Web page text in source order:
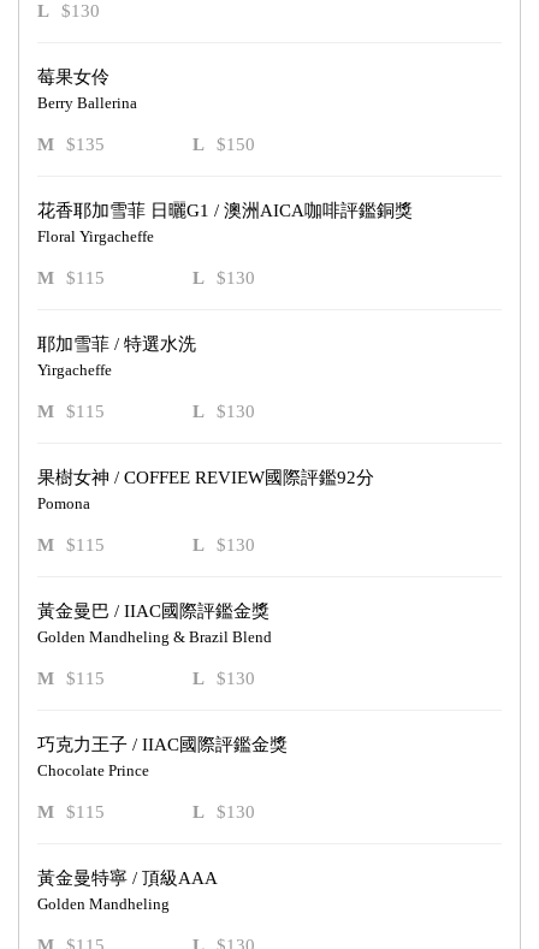
L $130
莓果女伶
Berry Ballerina
M $135 L $150
花香耶加雪菲 日曬G1 / 澳洲AICA咖啡評鑑銅獎
Floral Yirgacheffe
M $115 L $130
耶加雪菲 / 特選水洗
Yirgacheffe
M $115 L $130
果樹女神 / COFFEE REVIEW國際評鑑92分
Pomona
M $115 L $130
黃金曼巴 / IIAC國際評鑑金獎
Golden Mandheling & Brazil Blend
M $115 L $130
巧克力王子 / IIAC國際評鑑金獎
Chocolate Prince
M $115 L $130
黃金曼特寧 / 頂級AAA
Golden Mandheling